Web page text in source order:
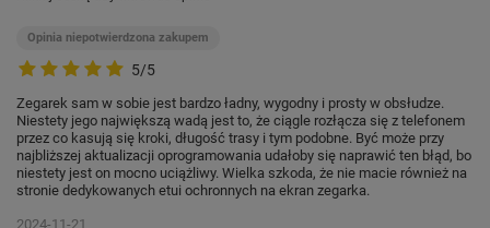
5/5
Opinia niepotwierdzona zakupem
Zegarek sam w sobie jest bardzo ładny, wygodny i prosty w obsłudze.
Niestety jego największą wadą jest to, że ciągle rozłącza się z telefonem
przez co kasują się kroki, długość trasy i tym podobne. Być może przy
najbliższej aktualizacji oprogramowania udałoby się naprawić ten błąd, bo
niestety jest on mocno uciążliwy. Wielka szkoda, że nie macie również na
stronie dedykowanych etui ochronnych na ekran zegarka.
2024-11-21